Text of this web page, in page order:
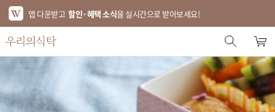
앱 다운받고 할인·혜택 소식을 실시간으로 받아보세요!
에디터 추천